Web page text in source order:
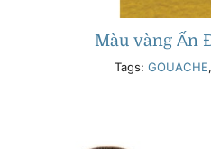
Liên hệ với chúng tôi
Màu vàng Ấn
Tags: GOUACHE,